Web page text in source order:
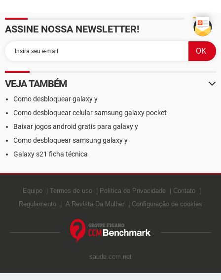
ASSINE NOSSA NEWSLETTER!
VEJA TAMBÉM
Como desbloquear galaxy y
Como desbloquear celular samsung galaxy pocket
Baixar jogos android gratis para galaxy y
Como desbloquear samsung galaxy y
Galaxy s21 ficha técnica
Equipe Termos de uso Política de Privacidade
Contato
Regulamento
A Revista Da Mulher Configuração de cookies
saude.ccm.net